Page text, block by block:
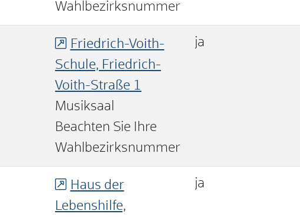
Wahlbezirksnummer
Friedrich-Voith-
Schule, Friedrich-
Voith-Straße 1
Musiksaal
Beachten Sie Ihre
Wahlbezirksnummer
ja
Haus der
Lebenshilfe,
ja